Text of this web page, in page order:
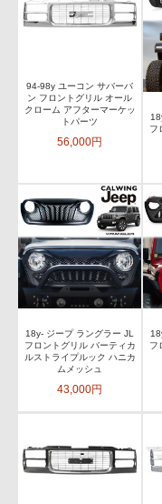
94-98y ユーコン サバーバ
ン フロントグリル オール
クローム アフターマーケッ
トパーツ
56,000円
フ
18y- ジープ ラングラー JL
フロントグリル バーティカ
ルストライプルック ハニカ
ムメッシュ
43,000円
フ